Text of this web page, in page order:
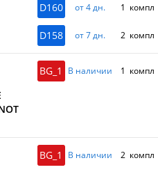
D160 от 4 дн. 1 компл
D158 от 7 дн. 2 компл
BG_1 В наличии 1 компл
BG_1 В наличии 2 компл